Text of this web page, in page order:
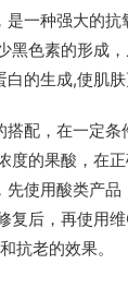
是一种强大的
黑色素的形成
的生成,使肌肤
搭配，在一定
度的果酸，在
先使用酸类产
复后，再使用
抗老的效果。